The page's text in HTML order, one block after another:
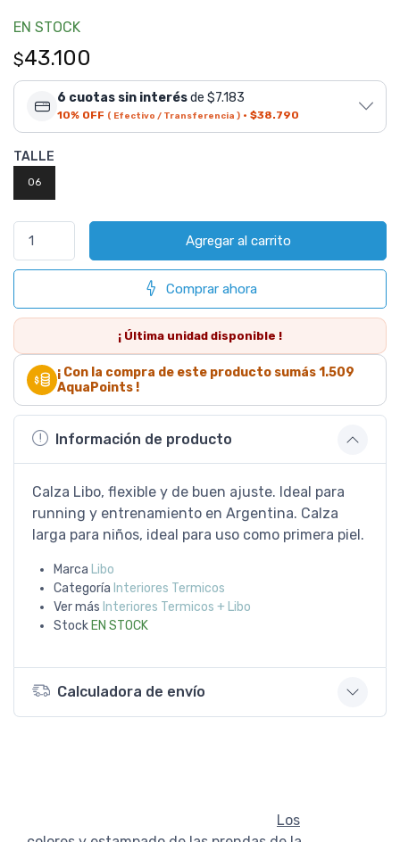
EN STOCK
$43.100
6 cuotas sin interésde $7.183
10% OFF ( Efectivo / Transferencia ) · $38.790
TALLE
06
Agregar al carrito
Comprar ahora
¡ Última unidad disponible !
¡ Con la compra de este producto sumás1.509
AquaPoints !
Información de producto
Calza Libo, flexible y de buen ajuste. Ideal para
running y entrenamiento en Argentina. Calza
larga para niños, ideal para uso como primera piel.
Marca Libo
Categoría Interiores Termicos
Ver más Interiores Termicos + Libo
Stock EN STOCK
Calculadora de envío
Los